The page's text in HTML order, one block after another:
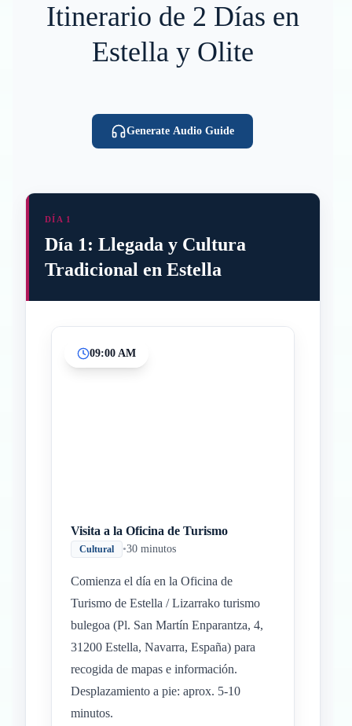
Itinerario de 2 Días en
Estella y Olite
Generate Audio Guide
DÍA 1
Día 1: Llegada y Cultura
Tradicional en Estella
09:00 AM
Visita a la Oficina de Turismo
Cultural •30 minutos
Comienza el día en la Oficina de
Turismo de Estella / Lizarrako turismo
bulegoa (Pl. San Martín Enparantza, 4,
31200 Estella, Navarra, España) para
recogida de mapas e información.
Desplazamiento a pie: aprox. 5-10
minutos.